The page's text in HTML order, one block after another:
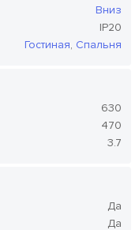
Вниз
IP20
Гостиная, Спальня
630
470
3.7
Да
Да